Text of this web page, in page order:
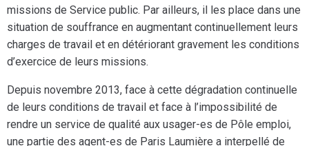
missions de Service public. Par ailleurs, il les place dans une
situation de souffrance en augmentant continuellement leurs
charges de travail et en détériorant gravement les conditions
d’exercice de leurs missions.
Depuis novembre 2013, face à cette dégradation continuelle
de leurs conditions de travail et face à l’impossibilité de
rendre un service de qualité aux usager-es de Pôle emploi,
une partie des agent-es de Paris Laumière a interpellé de